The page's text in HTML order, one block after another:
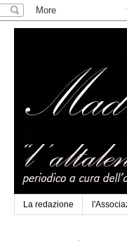
La redazione